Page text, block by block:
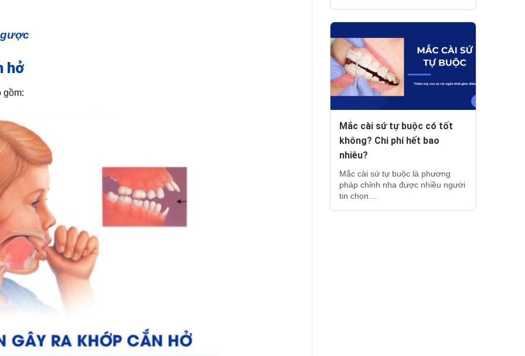
hở
gồm:
Mắc cài sứ tự buộc có tốt
không? Chi phí hết bao
nhiêu?
Mắc cài sứ tự buộc là phương
pháp chỉnh nha được nhiều người
tin chọn…